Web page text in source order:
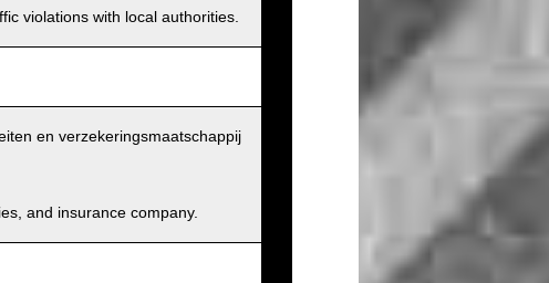
violations with local authorities.
en verzekeringsmaatschappij
and insurance company.